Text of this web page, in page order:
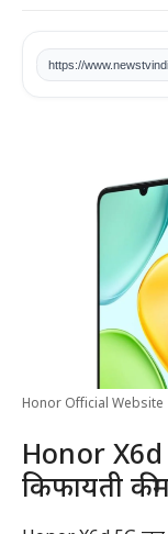
Honor Official Website
Honor X6d
किफायती